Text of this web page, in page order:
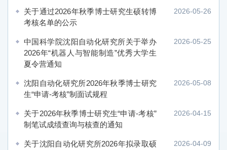
关于通过2026年秋季博士研究生硕转博
考核名单的公示
2026-05-26
中国科学院沈阳自动化研究所关于举办
2026年“机器人与智能制造”优秀大学生
夏令营通知
2026-05-25
沈阳自动化研究所2026年秋季博士研究
生“申请-考核”制面试规程
2026-05-08
关于2026年秋季博士研究生“申请-考核”
制笔试成绩查询与核查的通知
2026-04-15
关于沈阳自动化研究所2026年拟录取硕
2026-04-09